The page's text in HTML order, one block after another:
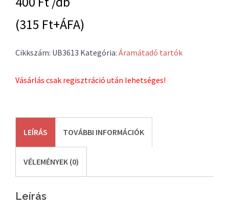
(315 Ft+ÁFA)
Cikkszám: UB3613 Kategória: Áramátadó tartók
Vásárlás csak regisztráció után lehetséges!
LEÍRÁS TOVÁBBI INFORMÁCIÓK
VÉLEMÉNYEK (0)
Leírás